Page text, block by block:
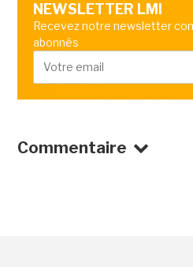
NEWSLETTER LMI
Recevez notre newsletter
abonnés
Commentaire